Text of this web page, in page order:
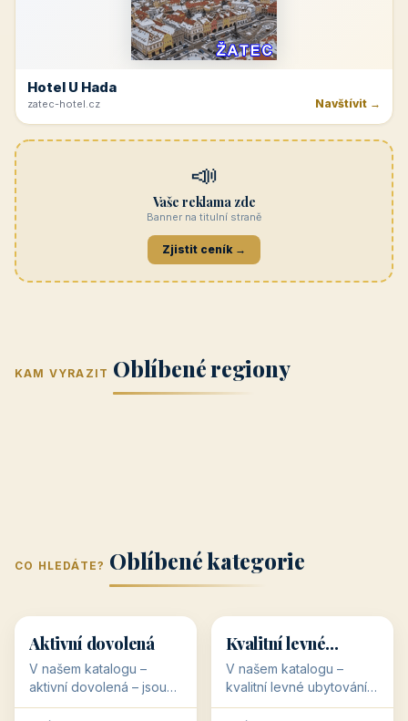
Hotel U Hada
zatec-hotel.cz Navštívit →
📣
Vaše reklama zde
Banner na titulní straně
Zjistit ceník →
KAM VYRAZIT Oblíbené regiony
(Jihomoravský
kraj)
kraj)
Zlínský kraj Žilinský
Karlovarský
Střední Čechy
(Středočeský
CO HLEDÁTE? Oblíbené kategorie
🥾 36 objektů
Aktivní dovolená
V našem katalogu –
aktivní dovolená – jsou
pro Vás připraveny
💰
💰
34 objektů
Kvalitní levné
ubytování
V našem katalogu –
kvalitní levné ubytování –
jsou pro Vás připraveny